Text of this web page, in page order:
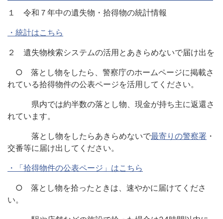
１ 令和７年中の遺失物・拾得物の統計情報
・統計はこちら
２ 遺失物検索システムの活用とあきらめないで届け出を
○ 落とし物をしたら、警察庁のホームページに掲載さ
れている拾得物件の公表ページを活用してください。
県内では約半数の落とし物、現金が持ち主に返還さ
れています。
落とし物をしたらあきらめないで最寄りの警察署 ・
交番等に届け出してください。
・「拾得物件の公表ページ」はこちら
○ 落とし物を拾ったときは、速やかに届けてくださ
い。